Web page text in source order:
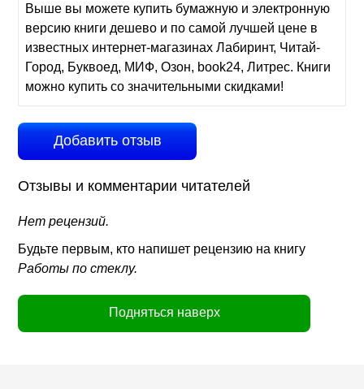
Выше вы можете купить бумажную и электронную
версию книги дешево и по самой лучшей цене в
известных интернет-магазинах Лабиринт, Читай-
Город, Буквоед, МИФ, Озон, book24, Литрес. Книги
можно купить со значительными скидками!
Добавить отзыв
Отзывы и комментарии читателей
Нет рецензий.
Будьте первым, кто напишет рецензию на книгу
Работы по стеклу.
Подняться наверх